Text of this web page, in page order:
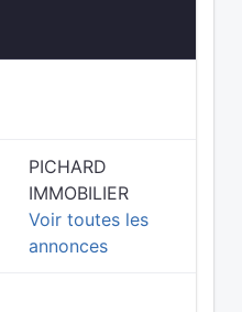
PICHARD
IMMOBILIER
Voir toutes les
annonces